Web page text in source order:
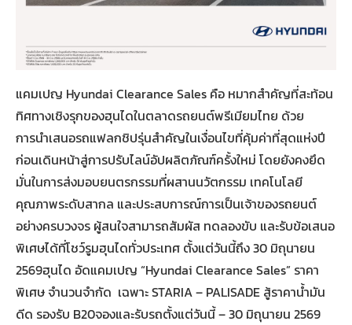
แคมเปญ Hyundai Clearance Sales คือ หมากสำคัญที่สะท้อน
ทิศทางเชิงรุกของฮุนไดในตลาดรถยนต์พรีเมียมไทย ด้วย
การนำเสนอรถแฟลกชิปรุ่นสำคัญในเงื่อนไขที่คุ้มค่าที่สุดแห่งปี
ก่อนเดินหน้าสู่การปรับไลน์อัปผลิตภัณฑ์ครั้งใหม่ โดยยังคงยึด
มั่นในการส่งมอบยนตรกรรมที่ผสานนวัตกรรม เทคโนโลยี
คุณภาพระดับสากล และประสบการณ์การเป็นเจ้าของรถยนต์
อย่างครบวงจร ผู้สนใจสามารถสัมผัส ทดลองขับ และรับข้อเสนอ
พิเศษได้ที่โชว์รูมฮุนไดทั่วประเทศ ตั้งแต่วันนี้ถึง 30 มิถุนายน
2569ฮุนได อัดแคมเปญ “Hyundai Clearance Sales” ราคา
พิเศษ จำนวนจำกัด เฉพาะ STARIA – PALISADE สู้ราคาน้ำมัน
ดีด รองรับ B20จองและรับรถตั้งแต่วันนี้ – 30 มิถุนายน 2569